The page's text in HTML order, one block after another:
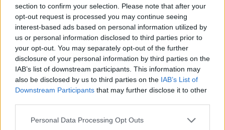
section to confirm your selection. Please note that after your
opt-out request is processed you may continue seeing
interest-based ads based on personal information utilized by
us or personal information disclosed to third parties prior to
your opt-out. You may separately opt-out of the further
disclosure of your personal information by third parties on the
IAB’s list of downstream participants. This information may
also be disclosed by us to third parties on the IAB’s List of
Downstream Participants that may further disclose it to other
Personal Data Processing Opt Outs